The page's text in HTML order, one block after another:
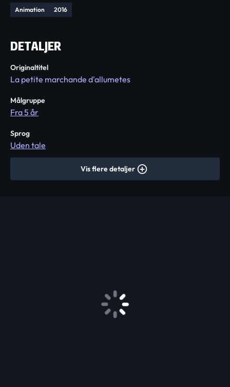
Animation 2016
DETALJER
Originaltitel
La petite marchande d'allumetes
Målgruppe
Fra 5 år
Sprog
Uden tale
Vis flere detaljer